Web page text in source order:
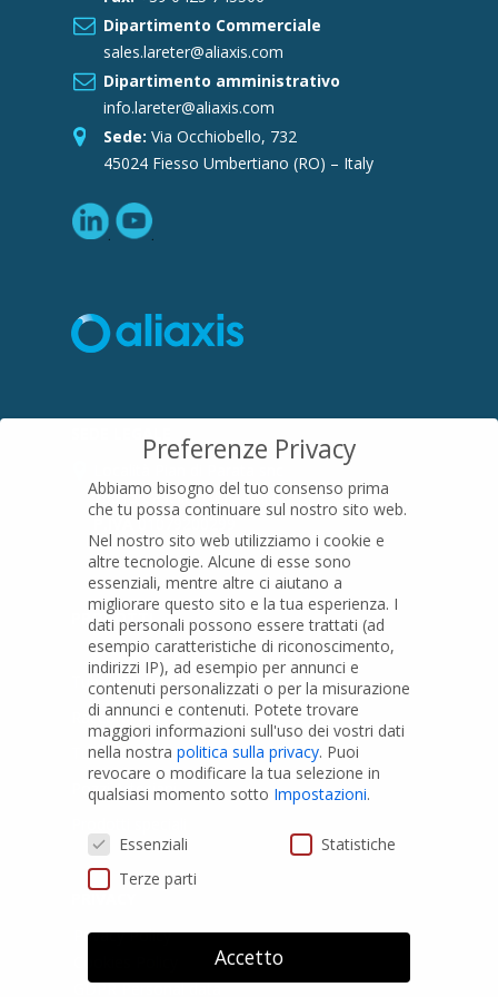
Dipartimento Commerciale
sales.lareter@aliaxis.com
Dipartimento amministrativo
info.lareter@aliaxis.com
Sede: Via Occhiobello, 732
45024 Fiesso Umbertiano (RO) – Italy
16015 Casella (GE) – Italy
01079200299
PRODOTTI
Tubi PVC
Raccordi PVC
Tubi e Raccordi in PVC-A
Pozzi Artesiani
Privacy Policy
GDPR Personal data
Preferenze Privacy
Abbiamo bisogno del tuo consenso prima
che tu possa continuare sul nostro sito web.
Nel nostro sito web utilizziamo i cookie e
altre tecnologie. Alcune di esse sono
essenziali, mentre altre ci aiutano a
migliorare questo sito e la tua esperienza. I
dati personali possono essere trattati (ad
esempio caratteristiche di riconoscimento,
indirizzi IP), ad esempio per annunci e
contenuti personalizzati o per la misurazione
di annunci e contenuti. Potete trovare
maggiori informazioni sull'uso dei vostri dati
nella nostra politica sulla privacy. Puoi
revocare o modificare la tua selezione in
qualsiasi momento sotto Impostazioni.
Preferenze Privacy
Essenziali
Statistiche
Terze parti
Accetto